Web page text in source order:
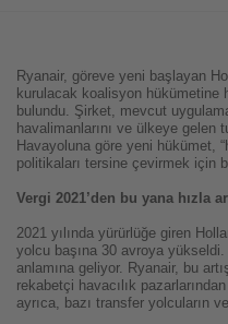
Ryanair, göreve yeni başlayan
kurulacak koalisyon hükümetine
bulundu. Şirket, mevcut
havalimanlarını ve ülkeye
Havayoluna göre yeni hükümet,
politikaları tersine çevirmek için
Vergi 2021’den bu yana hızla
2021 yılında yürürlüğe giren
yolcu başına 30 avroya
anlamına geliyor. Ryanair, bu
rekabetçi havacılık
ayrıca, bazı transfer yolcuların